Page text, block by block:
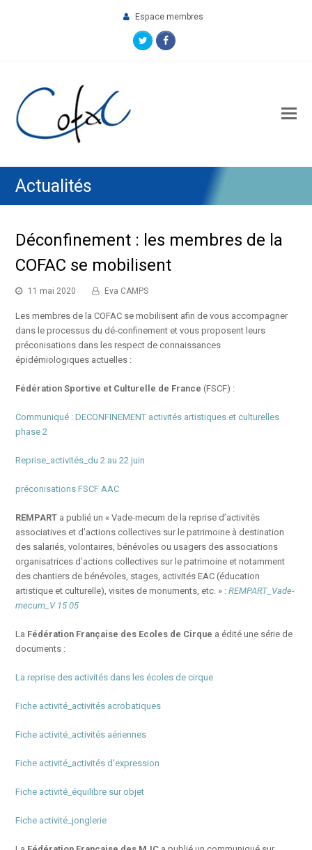
Espace membres
TwitterFacebook
Actualités
Déconfinement : les membres de la
COFAC se mobilisent
11 mai 2020 Eva CAMPS
Les membres de la COFAC se mobilisent afin de vous accompagner
dans le processus du dé-confinement et vous proposent leurs
préconisations dans les respect de connaissances
épidémiologiques actuelles :
Fédération Sportive et Culturelle de France (FSCF) :
Communiqué : DECONFINEMENT activités artistiques et culturelles
phase 2
Reprise_activités_du 2 au 22 juin
préconisations FSCF AAC
REMPART a publié un « Vade-mecum de la reprise d’activités
associatives et d’actions collectives sur le patrimoine à destination
des salariés, volontaires, bénévoles ou usagers des associations
organisatrices d’actions collectives sur le patrimoine et notamment
des chantiers de bénévoles, stages, activités EAC (éducation
artistique et culturelle), visites de monuments, etc. » :REMPART_Vade-
mecum_V 15 05
La Fédération Française des Ecoles de Cirque a édité une série de
documents :
La reprise des activités dans les écoles de cirque
Fiche activité_activités acrobatiques
Fiche activité_activités aériennes
Fiche activité_activités d’expression
Fiche activité_équilibre sur objet
Fiche activité_jonglerie